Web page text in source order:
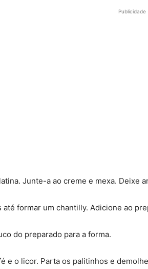
Publicidade
Junte-a ao creme e mexa. Deixe
até formar um chantilly. Adicione ao
do preparado para a forma.
e o licor. Parta os palitinhos e